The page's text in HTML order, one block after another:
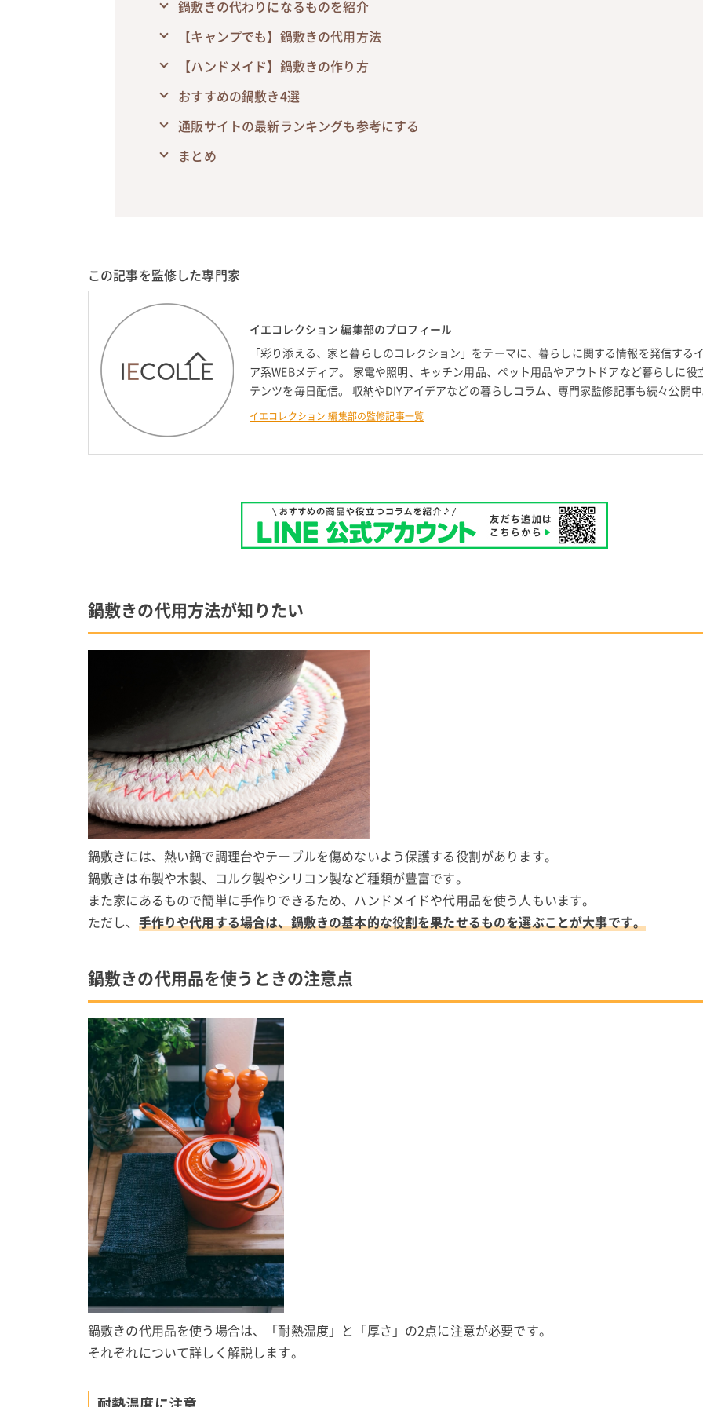
鍋敷きの代わりになるものを紹介
【キャンプでも】鍋敷きの代用方法
【ハンドメイド】鍋敷きの作り方
おすすめの鍋敷き4選
通販サイトの最新ランキングも参考にする
まとめ
この記事を監修した専門家
イエコレクション 編集部のプロフィール
「彩り添える、家と暮らしのコレクション」をテーマに、暮らしに関する情報を発信する
ア系WEBメディア。 家電や照明、キッチン用品、ペット用品やアウトドアなど暮らしに役
テンツを毎日配信。 収納やDIYアイデアなどの暮らしコラム、専門家監修記事も続々公開中
イエコレクション 編集部の監修記事一覧
鍋敷きの代用方法が知りたい
鍋敷きには、熱い鍋で調理台やテーブルを傷めないよう保護する役割があります。
鍋敷きは布製や木製、コルク製やシリコン製など種類が豊富です。
また家にあるもので簡単に手作りできるため、ハンドメイドや代用品を使う人もいます。
ただし、 手作りや代用する場合は、鍋敷きの基本的な役割を果たせるものを選ぶことが大事です。
鍋敷きの代用品を使うときの注意点
鍋敷きの代用品を使う場合は、「耐熱温度」と「厚さ」の2点に注意が必要です。
それぞれについて詳しく解説します。